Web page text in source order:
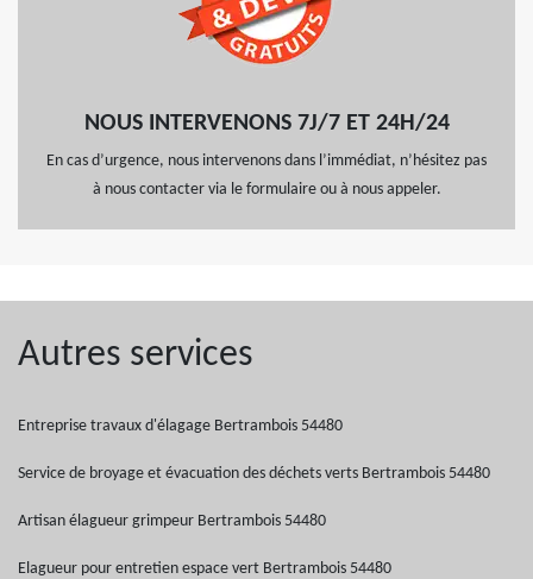
NOUS INTERVENONS 7J/7 ET 24H/24
En cas d’urgence, nous intervenons dans l’immédiat, n’hésitez pas
à nous contacter via le formulaire ou à nous appeler.
Autres services
Entreprise travaux d'élagage Bertrambois 54480
Service de broyage et évacuation des déchets verts Bertrambois 54480
Artisan élagueur grimpeur Bertrambois 54480
Elagueur pour entretien espace vert Bertrambois 54480